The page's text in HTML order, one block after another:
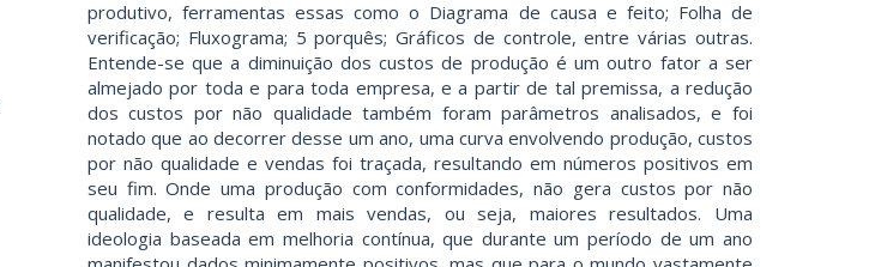
produtivo, ferramentas essas como o Diagrama de causa e feito; Folha de
verificação; Fluxograma; 5 porquês; Gráficos de controle, entre várias outras.
Entende-se que a diminuição dos custos de produção é um outro fator a ser
almejado por toda e para toda empresa, e a partir de tal premissa, a redução
dos custos por não qualidade também foram parâmetros analisados, e foi
notado que ao decorrer desse um ano, uma curva envolvendo produção, custos
por não qualidade e vendas foi traçada, resultando em números positivos em
seu fim. Onde uma produção com conformidades, não gera custos por não
qualidade, e resulta em mais vendas, ou seja, maiores resultados. Uma
ideologia baseada em melhoria contínua, que durante um período de um ano